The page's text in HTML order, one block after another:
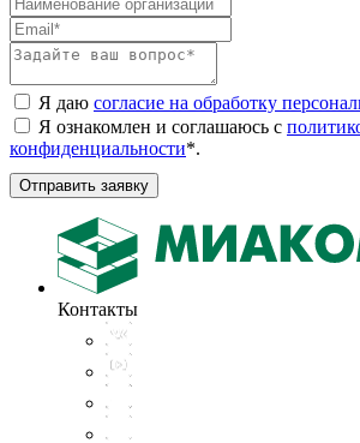
Я даю согласие на обработку
Я ознакомлен и соглашаюсь с
конфиденциальности*.
Отправить заявку
Контакты